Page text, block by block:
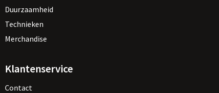
Duurzaamheid
Technieken
Merchandise
Klantenservice
Contact